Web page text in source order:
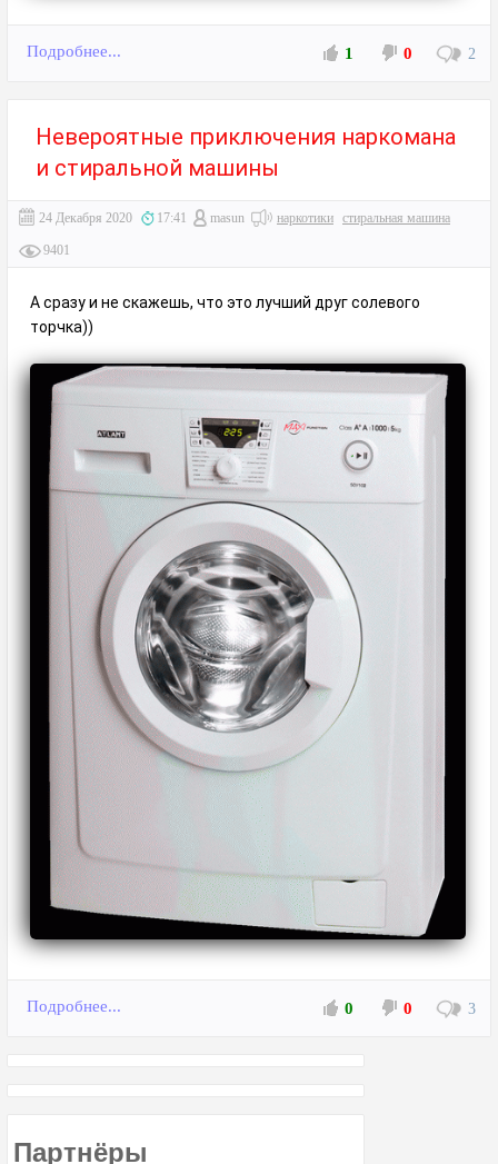
Подробнее... 1 0 2
Невероятные приключения наркомана
и стиральной машины
24 Декабря 2020 17:41 masun наркотики стиральная машина
9401
А сразу и не скажешь, что это лучший друг солевого
торчка))
Подробнее... 0 0 3
Партнёры